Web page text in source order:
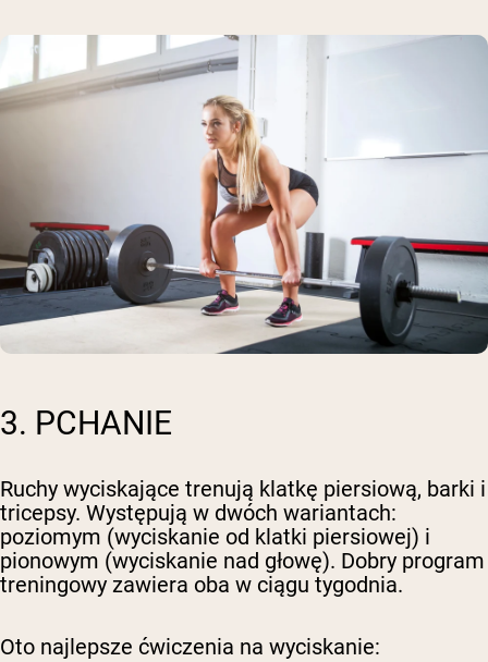
3. PCHANIE
Ruchy wyciskające trenują klatkę piersiową, barki i
tricepsy. Występują w dwóch wariantach:
poziomym (wyciskanie od klatki piersiowej) i
pionowym (wyciskanie nad głowę). Dobry program
treningowy zawiera oba w ciągu tygodnia.
Oto najlepsze ćwiczenia na wyciskanie: